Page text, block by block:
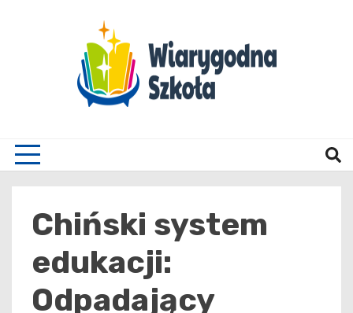
Chiński system
edukacji:
Odpadający